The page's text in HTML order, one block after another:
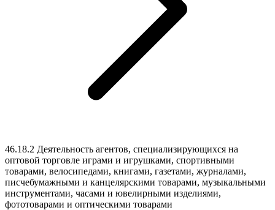
46.18.2 Деятельность агентов, специализирующихся на
оптовой торговле играми и игрушками, спортивными
товарами, велосипедами, книгами, газетами, журналами,
писчебумажными и канцелярскими товарами, музыкальными
инструментами, часами и ювелирными изделиями,
фототоварами и оптическими товарами